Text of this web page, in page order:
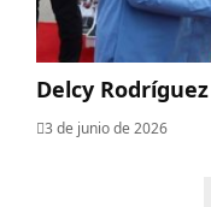
Delcy
3 de junio de 2026